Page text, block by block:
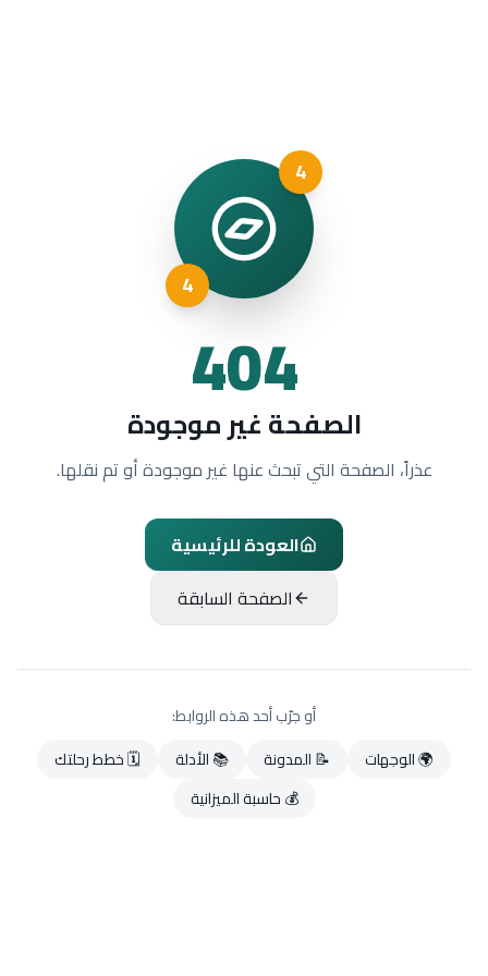
4
4
404
الصفحة غير موجودة
عذراً، الصفحة التي تبحث عنها غير موجودة أو تم نقلها.
العودة للرئيسية
الصفحة السابقة
أو جرّب أحد هذه الروابط:
🌍 الوجهات
📝 المدونة 📚 الأدلة
🗓️ خطط رحلتك
💰 حاسبة الميزانية